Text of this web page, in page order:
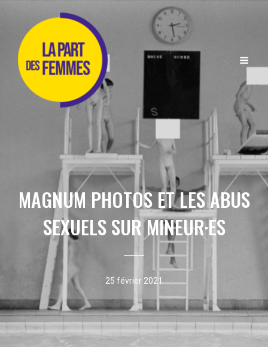
MAGNUM PHOTOS ET LES ABUS
SEXUELS SUR MINEUR·ES
25 février 2021